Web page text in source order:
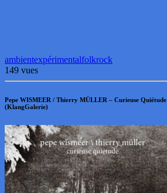
ambientexpérimentalfolkrock
149 vues
Pepe WISMEER / Thierry MÜLLER – Curieuse Quiétude
(KlangGalerie)